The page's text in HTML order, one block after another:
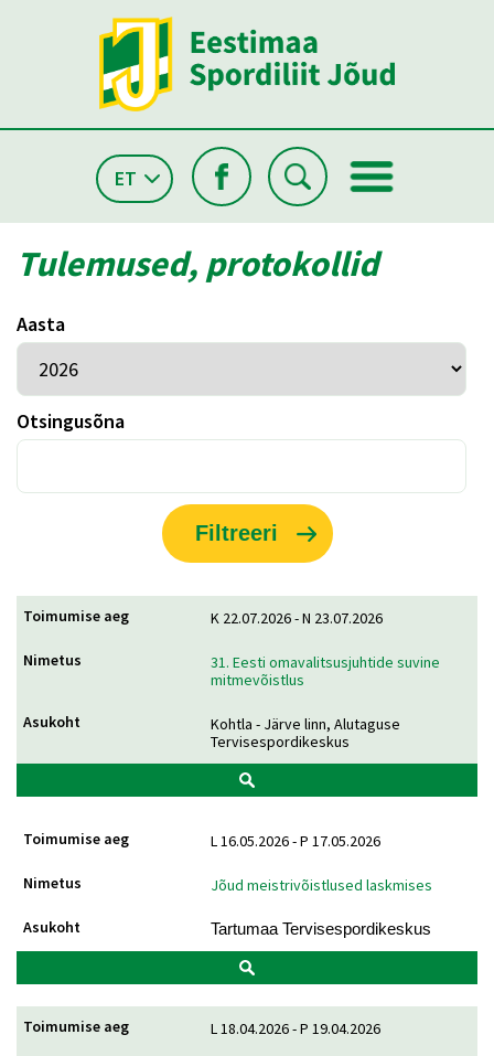
ET
Tulemused, protokollid
Aasta
Otsingusõna
K 22.07.2026 - N 23.07.2026
31. Eesti omavalitsusjuhtide suvine
mitmevõistlus
Kohtla - Järve linn, Alutaguse
Tervisespordikeskus
L 16.05.2026 - P 17.05.2026
Jõud meistrivõistlused laskmises
Tartumaa Tervisespordikeskus
L 18.04.2026 - P 19.04.2026